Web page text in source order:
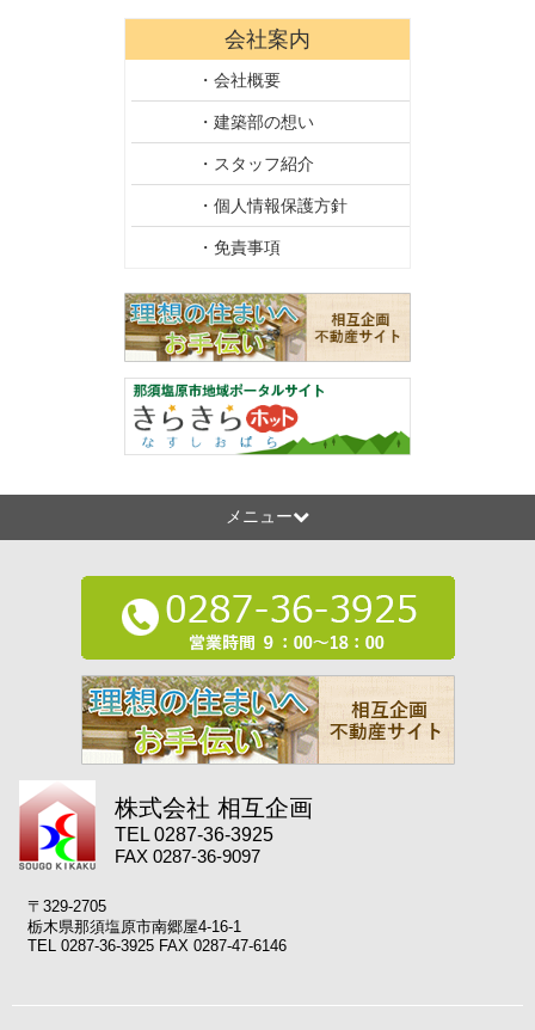
会社案内
・会社概要
・建築部の想い
・スタッフ紹介
・個人情報保護方針
・免責事項
メニュー
株式会社 相互企画
TEL 0287-36-3925
FAX 0287-36-9097
〒329-2705
栃木県那須塩原市南郷屋4-16-1
TEL 0287-36-3925 FAX 0287-47-6146